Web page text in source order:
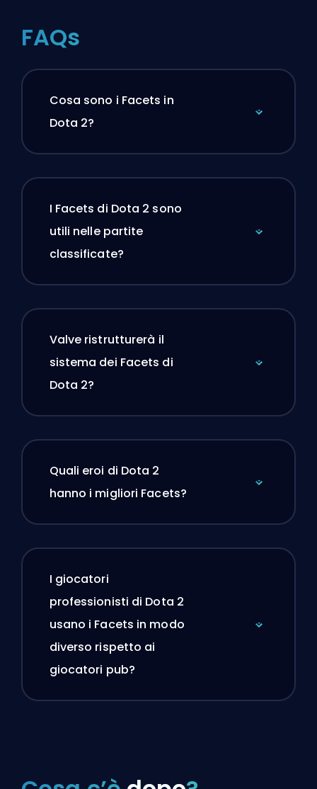
FAQs
Cosa sono i Facets in
Dota 2?
I Facets di Dota 2 sono
utili nelle partite
classificate?
Valve ristrutturerà il
sistema dei Facets di
Dota 2?
Quali eroi di Dota 2
hanno i migliori Facets?
I giocatori
professionisti di Dota 2
usano i Facets in modo
diverso rispetto ai
giocatori pub?